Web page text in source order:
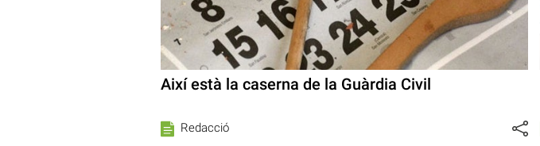
Així està la caserna de la Guàrdia Civil
Redacció